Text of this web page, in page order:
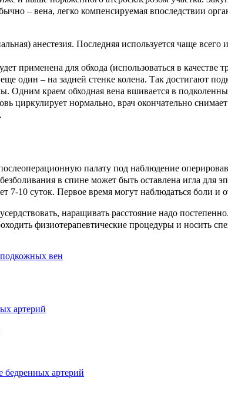
– вена, легко компенсируемая впоследствии
анестезия. Последняя используется чаще всего
применена для обхода (использоваться в качестве
один – на задней стенке колена. Так достигают
краем обходная вена вшивается в
циркулирует нормально, врач окончательно
палату под наблюдение
в спине может быть оставлена игла для
7-10 суток. Первое время могут наблюдаться боли и
наращивать расстояние надо
физиотерапевтические процедуры и носить
вен
артерий
бедренных артерий